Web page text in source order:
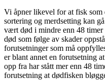
Vi åpner likevel for at fisk som
sortering og merdsetting kan
vært død i mindre enn 48 timer
død som følge av skader
forutsetninger som må
er blant annet en forutsetning
opp fra har stått mer enn 48
forutsetning at dødfisken